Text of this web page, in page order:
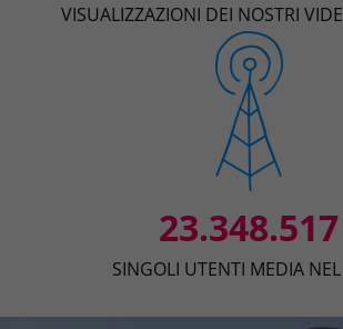
VISUALIZZAZIONI DEI NOSTRI
23.348.517
SINGOLI UTENTI MEDIA